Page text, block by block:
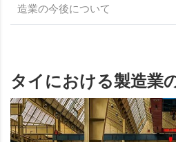
造業の今後について
タイにおける製造業